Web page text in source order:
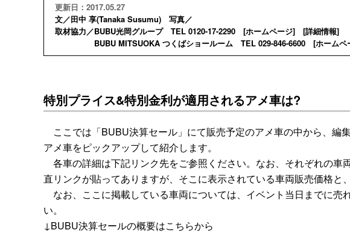
更新日：2017.05.27
文／田中 享(Tanaka Susumu) 写真／
取材協力／BUBU光岡グループ TEL 0120-17-2290 [ホームページ] [詳細情報]
BUBU MITSUOKA つくばショールーム TEL 029-846-6600 [ホームペ
特別プライス&特別金利が適用されるアメ車は?
ここでは「BUBU決算セール」にて販売予定のアメ車の中から、編
アメ車をピックアップして紹介します。
各車の詳細は下記リンク先をご参照ください。なお、それぞれの車
直リンクが貼ってありますが、そこに表示されている車両販売価格と
なお、ここに掲載している車両については、イベント当日までに売
い。
↓BUBU決算セールの概要はこちらから